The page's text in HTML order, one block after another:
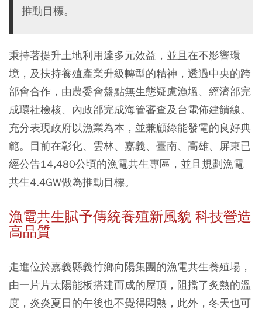
推動目標。
秉持著提升土地利用達多元效益，並且在不影響環
境，及扶持養殖產業升級轉型的精神，透過中央的跨
部會合作，由農委會盤點無生態疑慮漁塭、經濟部完
成環社檢核、內政部完成海管審查及台電佈建饋線。
充分表現政府以漁業為本，並兼顧綠能發電的良好典
範。目前在彰化、雲林、嘉義、臺南、高雄、屏東已
經公告14,480公頃的漁電共生專區，並且規劃漁電
共生4.4GW做為推動目標。
漁電共生賦予傳統養殖新風貌 科技營造
高品質
走進位於嘉義縣義竹鄉向陽集團的漁電共生養殖場，
由一片片太陽能板搭建而成的屋頂，阻擋了炙熱的溫
度，炎炎夏日的午後也不覺得悶熱，此外，冬天也可